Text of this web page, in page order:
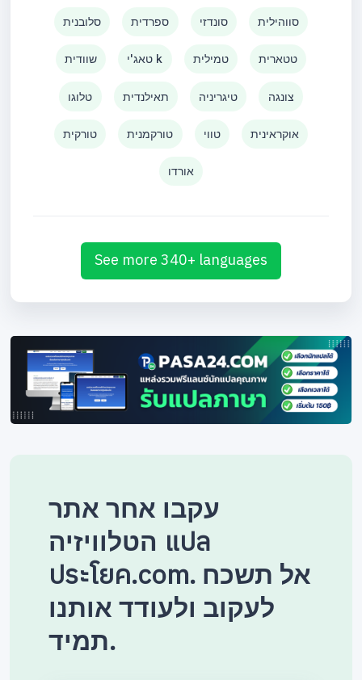
סלובנית ספרדית סונדזי סווהילית
שוודית טאג'י k טמילית טטארית
טלוגו תאילנדית טיגריניה צונגה
טורקית טורקמנית טווי אוקראינית
אורדו
See more 340+ languages
עקבו אחר אתר
הטלוויזיה แปล
ประโยค.com. אל תשכח
לעקוב ולעודד אותנו
תמיד.